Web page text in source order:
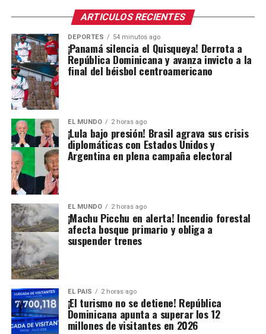
ARTICULOS RECIENTES
DEPORTES 54 minutos ago
¡Panamá silencia el Quisqueya! Derrota a
República Dominicana y avanza invicto a la
final del béisbol centroamericano
EL MUNDO 2 horas ago
¡Lula bajo presión! Brasil agrava sus crisis
diplomáticas con Estados Unidos y
Argentina en plena campaña electoral
EL MUNDO 2 horas ago
¡Machu Picchu en alerta! Incendio forestal
afecta bosque primario y obliga a
suspender trenes
EL PAIS 2 horas ago
¡El turismo no se detiene! República
Dominicana apunta a superar los 12
millones de visitantes en 2026